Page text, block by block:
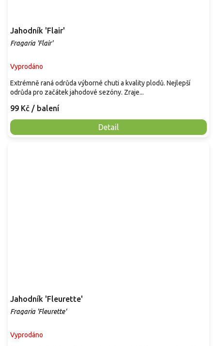
Jahodník 'Flair'
Fragaria 'Flair'
Vyprodáno
99 Kč / balení
Detail
Extrémně raná odrůda výborné chuti a kvality plodů. Nejlepší
odrůda pro začátek jahodové sezóny. Zraje...
Jahodník 'Fleurette'
Fragaria 'Fleurette'
Vyprodáno